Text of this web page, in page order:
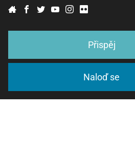
Přispěj
Naloď se